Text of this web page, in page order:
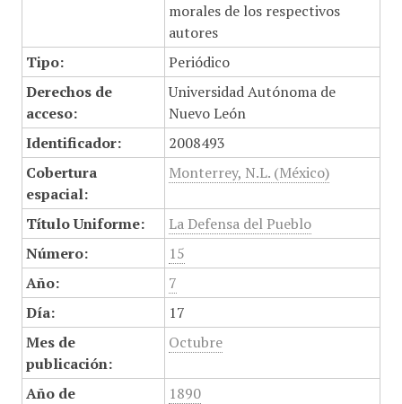
morales de los respectivos
autores
Tipo:
Periódico
Derechos de
acceso:
Universidad Autónoma de
Nuevo León
Identificador:
2008493
Cobertura
espacial:
Monterrey, N.L. (México)
Título Uniforme:
La Defensa del Pueblo
Número:
15
Año:
7
Día:
17
Mes de
publicación:
Octubre
Año de
1890